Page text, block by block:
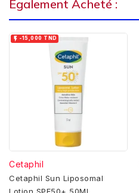
Également Acheté :
 -15,000 TND
Cetaphil
Cetaphil Sun Liposomal